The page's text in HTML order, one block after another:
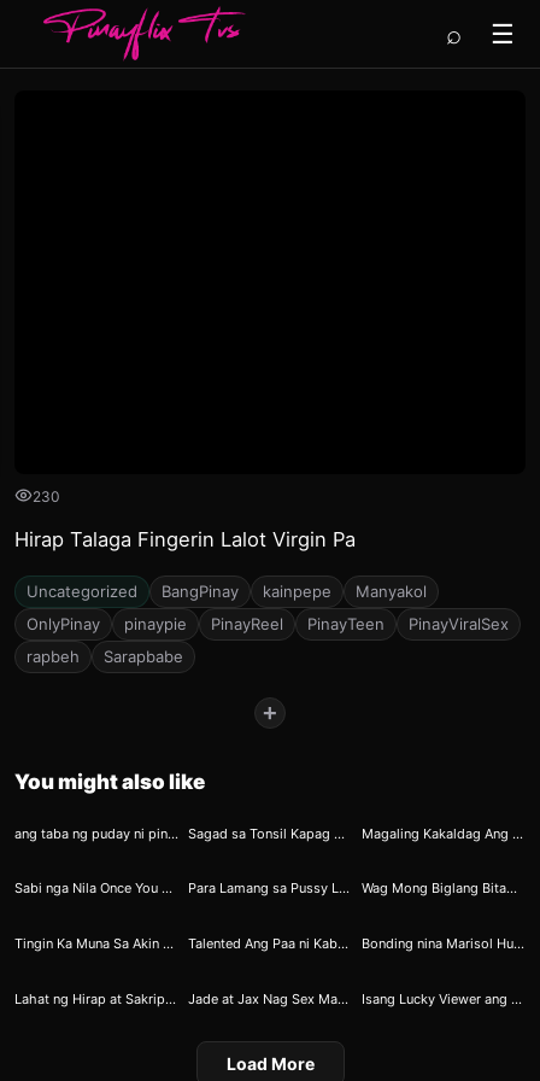
☰
⌕
230
Hirap Talaga Fingerin Lalot Virgin Pa
Uncategorized BangPinay kainpepe
Manyakol
OnlyPinay
pinaypie PinayReel PinayTeen
PinayViralSex
rapbeh
Sarapbabe
+
You might also like
185
ang taba ng puday ni pinay Sagad sa Tonsil Kapag Sumubo si Cecille Magaling Kakaldag Ang Eacakes ni Kamandag
363
Sabi nga Nila Once You Go Black You Can Never Go Back
314
Para Lamang sa Pussy Lover ang Ayuda ni Amber
360
Wag Mong Biglang Bitawan Ang Kambiyo Masisira Ang Transmission
333
Tingin Ka Muna Sa Akin Bago Kita Ganap Angkinin
280
Talented Ang Paa ni Kabayan
300
Bonding nina Marisol Humantong sa Triple Trouble
329
Lahat ng Hirap at Sakripisyo ni Ninong ay Pinalitan ng Sarap
266
Jade at Jax Nag Sex Marathon sa SOGO matapos Isang Taong Di Nagkita
289
Isang Lucky Viewer ang Napagbigyan ng Vidjabol ni Amber
Load More